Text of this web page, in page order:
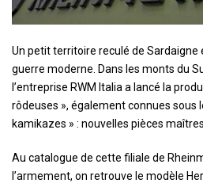
Un petit territoire reculé de Sardaigne
guerre moderne. Dans les monts du
l’entreprise RWM Italia a lancé la
rôdeuses », également connues sous
kamikazes » : nouvelles pièces
Au catalogue de cette filiale de
l’armement, on retrouve le modèle